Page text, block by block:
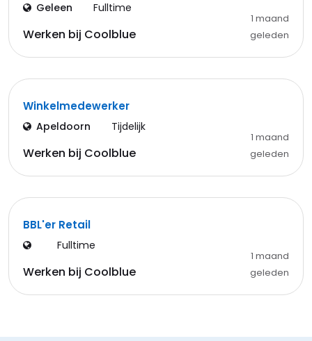
Geleen Fulltime
Werken bij Coolblue
1 maand
geleden
Winkelmedewerker
Apeldoorn Tijdelijk
Werken bij Coolblue
1 maand
geleden
BBL'er Retail
Fulltime
Werken bij Coolblue
1 maand
geleden